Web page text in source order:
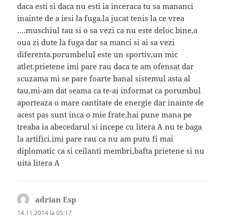
daca esti si daca nu esti ia inceraca tu sa mananci
inainte de a iesi la fuga.la jucat tenis la ce vrea
….muschiul tau si o sa vezi ca nu este deloc bine,a
oua zi dute la fuga dar sa manci si ai sa vezi
diferenta.porumbelul este un sportiv,un mic
atlet.prietene imi pare rau daca te am ofensat dar
scuzama mi se pare foarte banal sistemul asta al
tau,mi-am dat seama ca te-ai informat ca porumbul
aporteaza o mare cantitate de energie dar inainte de
acest pas sunt inca o mie frate,hai pune mana pe
treaba ia abecedarul si incepe cu litera A nu te baga
la artifici.imi pare rau ca nu am putu fi mai
diplomatic ca si ceilanti membri,bafta prietene si nu
uita litera A
adrian Esp
14.11.2014 la 05:17